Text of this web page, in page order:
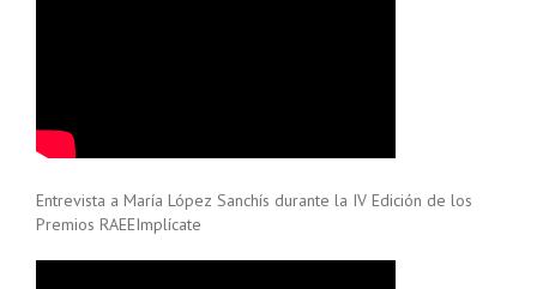
Entrevista a María López Sanchís durante la IV Edición de los
Premios RAEEImplícate